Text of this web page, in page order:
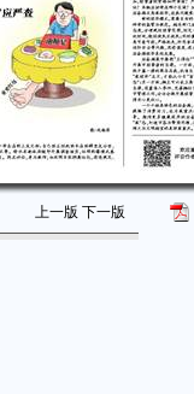
上一版 下一版